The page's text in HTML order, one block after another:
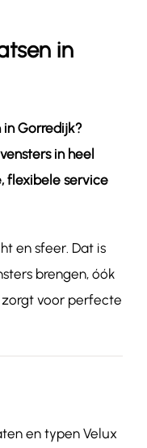
in
inGorredijk?
in heel
flexibele service
en sfeer. Dat is
brengen, óók
voor perfecte
en typen Velux